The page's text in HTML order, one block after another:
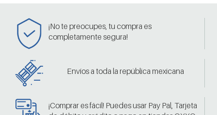
¡No te preocupes, tu compra es
completamente segura!
Envíos a toda la república mexicana
¡Comprar es fácil! Puedes usar Pay Pal, Tarjeta